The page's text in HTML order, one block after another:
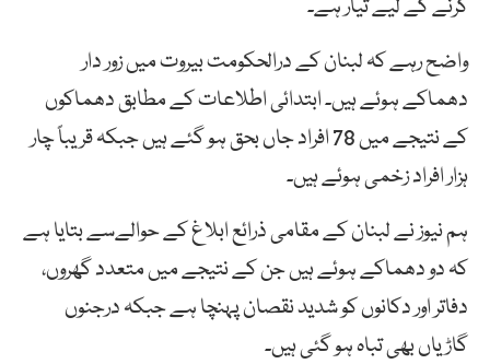
کرنے کے لیے تیار ہے۔
واضح رہے کہ لبنان کے درالحکومت بیروت میں زور دار
دھماکے ہوئے ہیں۔ ابتدائی اطلاعات کے مطابق دھماکوں
کے نتیجے میں 78 افراد جاں بحق ہو گئے ہیں جبکہ قریباً چار
ہزار افراد زخمی ہوئے ہیں۔
ہم نیوز نے لبنان کے مقامی ذرائع ابلاغ کے حوالےسے بتایا ہے
کہ دو دھماکے ہوئے ہیں جن کے نتیجے میں متعدد گھروں،
دفاتر اور دکانوں کو شدید نقصان پہنچا ہے جبکہ درجنوں
گاڑیاں بھی تباہ ہو گئی ہیں۔